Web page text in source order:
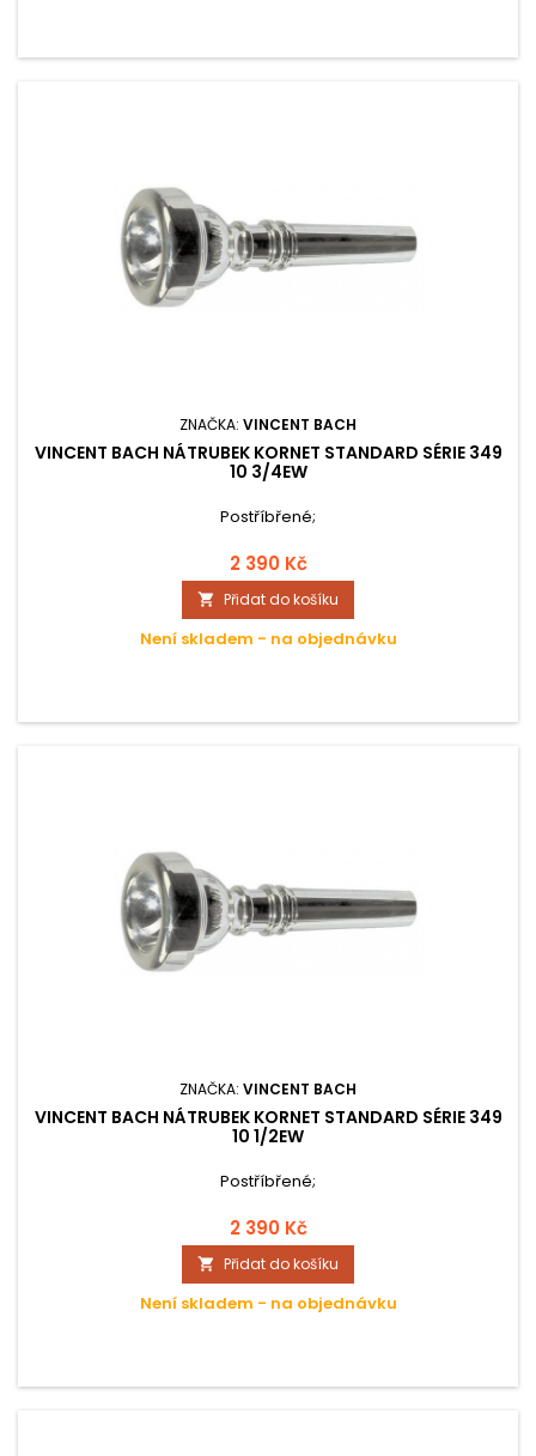
ZNAČKA: VINCENT BACH
VINCENT BACH NÁTRUBEK KORNET STANDARD SÉRIE 349
10 3/4EW
Postříbřené;
2 390 Kč
 Přidat do košíku
Není skladem - na objednávku
ZNAČKA: VINCENT BACH
VINCENT BACH NÁTRUBEK KORNET STANDARD SÉRIE 349
10 1/2EW
Postříbřené;
2 390 Kč
 Přidat do košíku
Není skladem - na objednávku